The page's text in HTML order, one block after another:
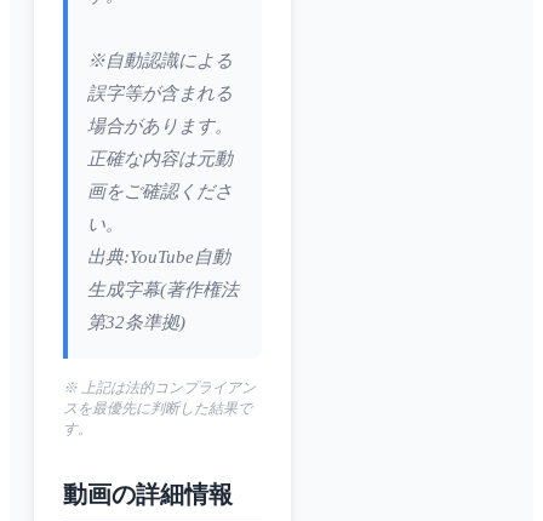
※自動認識による
誤字等が含まれる
場合があります。
正確な内容は元動
画をご確認くださ
い。
出典:YouTube自動
生成字幕(著作権法
第32条準拠)
※ 上記は法的コンプライアン
スを最優先に判断した結果で
す。
動画の詳細情報